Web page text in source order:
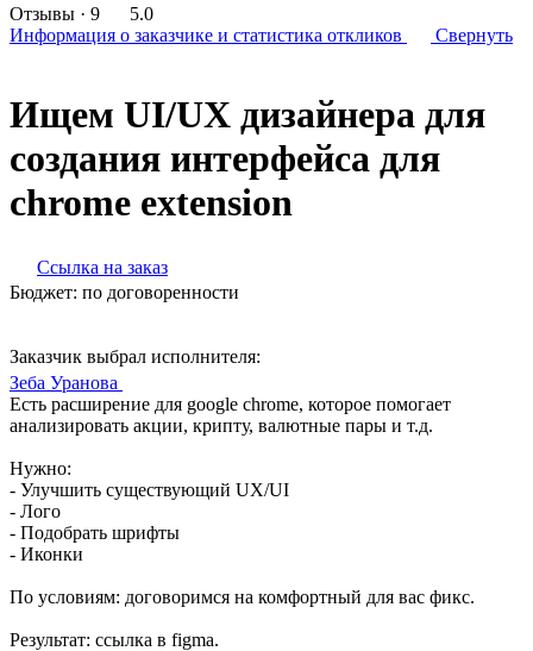
Отзывы · 9
5.0
Информация о заказчике и статистика откликов Свернуть
Ищем UI/UX дизайнера для
создания интерфейса для
chrome extension
Ссылка на заказ
Бюджет: по договоренности
Заказчик выбрал исполнителя:
Зеба Уранова
Есть расширение для google chrome, которое помогает
анализировать акции, крипту, валютные пары и т.д.
Нужно:
- Улучшить существующий UX/UI
- Лого
- Подобрать шрифты
- Иконки
По условиям: договоримся на комфортный для вас фикс.
Результат: ссылка в figma.